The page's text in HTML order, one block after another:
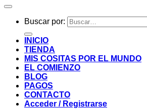
Buscar por:
INICIO
TIENDA
MIS COSITAS POR EL MUNDO
EL COMIENZO
BLOG
PAGOS
CONTACTO
Acceder / Registrarse